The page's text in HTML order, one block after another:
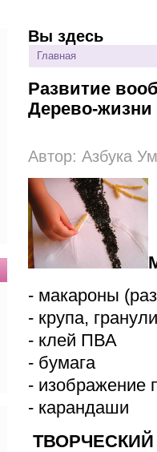
Вы здесь
Главная
Развитие
Дерево-жизни
Автор: Азбука
- макароны
- крупа,
- клей ПВА
- бумага
- изображение
- карандаши